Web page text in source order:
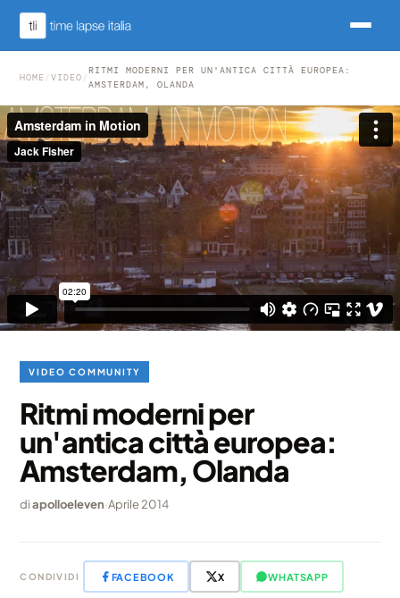
HOME /VIDEO /
RITMI MODERNI PER UN'ANTICA CITTÀ EUROPEA:
AMSTERDAM, OLANDA
VIDEO COMMUNITY
Ritmi moderni per
un'antica città europea:
Amsterdam, Olanda
diapolloeleven·Aprile 2014
CONDIVIDI FACEBOOK X WHATSAPP